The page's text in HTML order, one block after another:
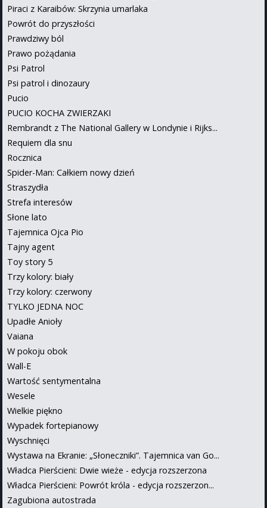
Piraci z Karaibów: Skrzynia umarlaka
Powrót do przyszłości
Prawdziwy ból
Prawo pożądania
Psi Patrol
Psi patrol i dinozaury
Pucio
PUCIO KOCHA ZWIERZAKI
Rembrandt z The National Gallery w Londynie i Rijks...
Requiem dla snu
Rocznica
Spider-Man: Całkiem nowy dzień
Straszydła
Strefa interesów
Słone lato
Tajemnica Ojca Pio
Tajny agent
Toy story 5
Trzy kolory: biały
Trzy kolory: czerwony
TYLKO JEDNA NOC
Upadłe Anioły
Vaiana
W pokoju obok
Wall-E
Wartość sentymentalna
Wesele
Wielkie piękno
Wypadek fortepianowy
Wyschnięci
Wystawa na Ekranie: „Słoneczniki”. Tajemnica van Go...
Władca Pierścieni: Dwie wieże - edycja rozszerzona
Władca Pierścieni: Powrót króla - edycja rozszerzon...
Zagubiona autostrada